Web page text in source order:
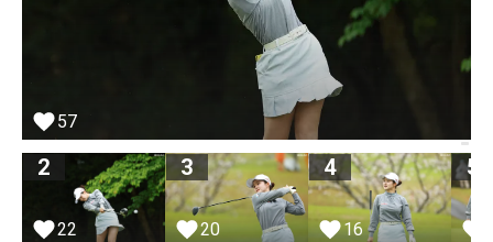
57
2
22
3
20
4
16
5